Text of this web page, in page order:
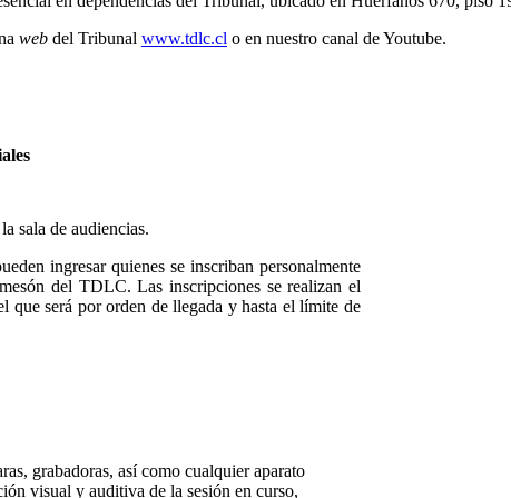
web del Tribunal www.tdlc.cl o en nuestro canal de Youtube.
sala de audiencias.
ingresar quienes se inscriban personalmente
del TDLC. Las inscripciones se realizan el
que será por orden de llegada y hasta el límite de
grabadoras, así como cualquier aparato
visual y auditiva de la sesión en curso,